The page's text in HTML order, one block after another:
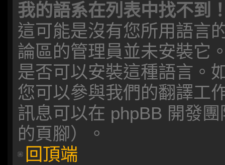
我的語系在列表中找不到
這可能是沒有您所用語言
論區的管理員並未安裝它
是否可以安裝這種語言。
您可以參與我們的翻譯工
訊息可以在 phpBB 開發
的頁腳）。
回頂端